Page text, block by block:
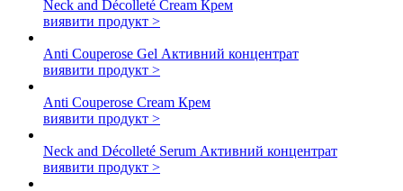
Neck and Décolleté Cream Крем
виявити продукт >
Anti Couperose Gel Активний концентрат
виявити продукт >
Anti Couperose Cream Крем
виявити продукт >
Neck and Décolleté Serum Активний концентрат
виявити продукт >